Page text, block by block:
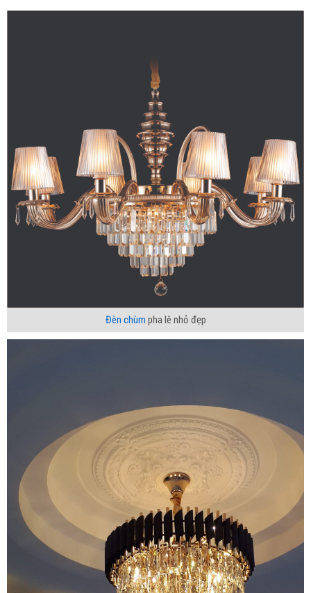
Đèn chùm pha lê nhỏ đẹp